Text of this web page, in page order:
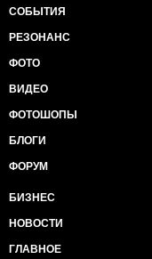
СОБЫТИЯ
РЕЗОНАНС
ФОТО
ВИДЕО
ФОТОШОПЫ
БЛОГИ
ФОРУМ
БИЗНЕС
НОВОСТИ
ГЛАВНОЕ